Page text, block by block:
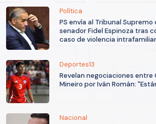
Política
PS envía al Tribunal
senador Fidel Espinoza tras
caso de violencia intrafamiliar
Deportes13
Revelan negociaciones
Mineiro por Iván Román:
Nacional